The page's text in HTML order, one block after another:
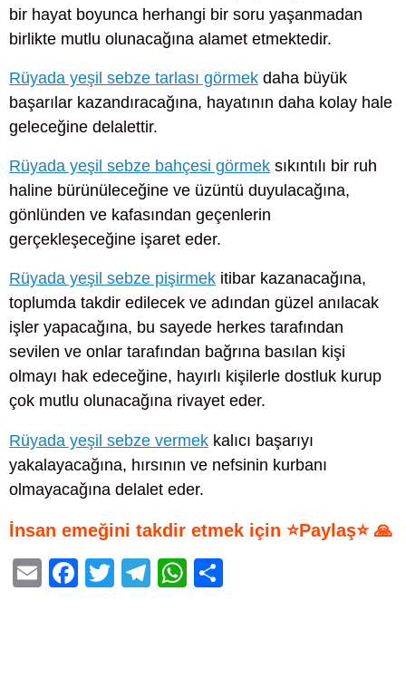
bir hayat boyunca herhangi bir soru yaşanmadan
birlikte mutlu olunacağına alamet etmektedir.
Rüyada yeşil sebze tarlası görmek daha büyük
başarılar kazandıracağına, hayatının daha kolay hale
geleceğine delalettir.
Rüyada yeşil sebze bahçesi görmek sıkıntılı bir ruh
haline bürünüleceğine ve üzüntü duyulacağına,
gönlünden ve kafasından geçenlerin
gerçekleşeceğine işaret eder.
Rüyada yeşil sebze pişirmek itibar kazanacağına,
toplumda takdir edilecek ve adından güzel anılacak
işler yapacağına, bu sayede herkes tarafından
sevilen ve onlar tarafından bağrına basılan kişi
olmayı hak edeceğine, hayırlı kişilerle dostluk kurup
çok mutlu olunacağına rivayet eder.
Rüyada yeşil sebze vermek kalıcı başarıyı
yakalayacağına, hırsının ve nefsinin kurbanı
olmayacağına delalet eder.
İnsan emeğini takdir etmek için ⭐Paylaş⭐ 🙏
E
F
T
T
W